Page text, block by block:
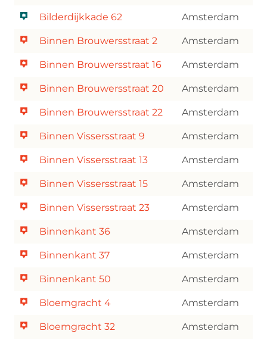
Bilderdijkkade 62 Amsterdam
Binnen Brouwersstraat 2 Amsterdam
Binnen Brouwersstraat 16 Amsterdam
Binnen Brouwersstraat 20 Amsterdam
Binnen Brouwersstraat 22 Amsterdam
Binnen Vissersstraat 9 Amsterdam
Binnen Vissersstraat 13 Amsterdam
Binnen Vissersstraat 15 Amsterdam
Binnen Vissersstraat 23 Amsterdam
Binnenkant 36 Amsterdam
Binnenkant 37 Amsterdam
Binnenkant 50 Amsterdam
Bloemgracht 4 Amsterdam
Bloemgracht 32 Amsterdam